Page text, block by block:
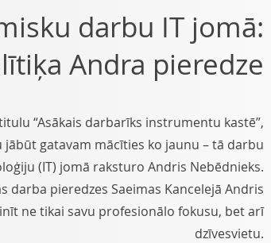
darbu IT jomā:
Andra pieredze
“Asākais darbarīks instrumentu kastē”,
jābūt gatavam mācīties ko jaunu – tā darbu
(IT) jomā raksturo Andris Nebēdnieks.
darba pieredzes Saeimas Kancelejā Andris
ne tikai savu profesionālo fokusu, bet arī
dzīvesvietu.